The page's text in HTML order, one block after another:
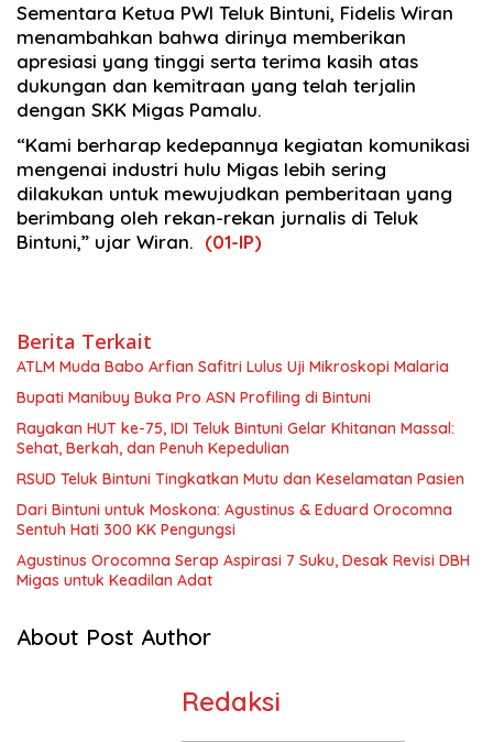
Sementara Ketua PWI Teluk Bintuni, Fidelis Wiran
menambahkan bahwa dirinya memberikan
apresiasi yang tinggi serta terima kasih atas
dukungan dan kemitraan yang telah terjalin
dengan SKK Migas Pamalu.
“Kami berharap kedepannya kegiatan komunikasi
mengenai industri hulu Migas lebih sering
dilakukan untuk mewujudkan pemberitaan yang
berimbang oleh rekan-rekan jurnalis di Teluk
Bintuni,” ujar Wiran. (01-IP)
Berita Terkait
ATLM Muda Babo Arfian Safitri Lulus Uji Mikroskopi Malaria
Bupati Manibuy Buka Pro ASN Profiling di Bintuni
Rayakan HUT ke-75, IDI Teluk Bintuni Gelar Khitanan Massal:
Sehat, Berkah, dan Penuh Kepedulian
RSUD Teluk Bintuni Tingkatkan Mutu dan Keselamatan Pasien
Dari Bintuni untuk Moskona: Agustinus & Eduard Orocomna
Sentuh Hati 300 KK Pengungsi
Agustinus Orocomna Serap Aspirasi 7 Suku, Desak Revisi DBH
Migas untuk Keadilan Adat
About Post Author
Redaksi